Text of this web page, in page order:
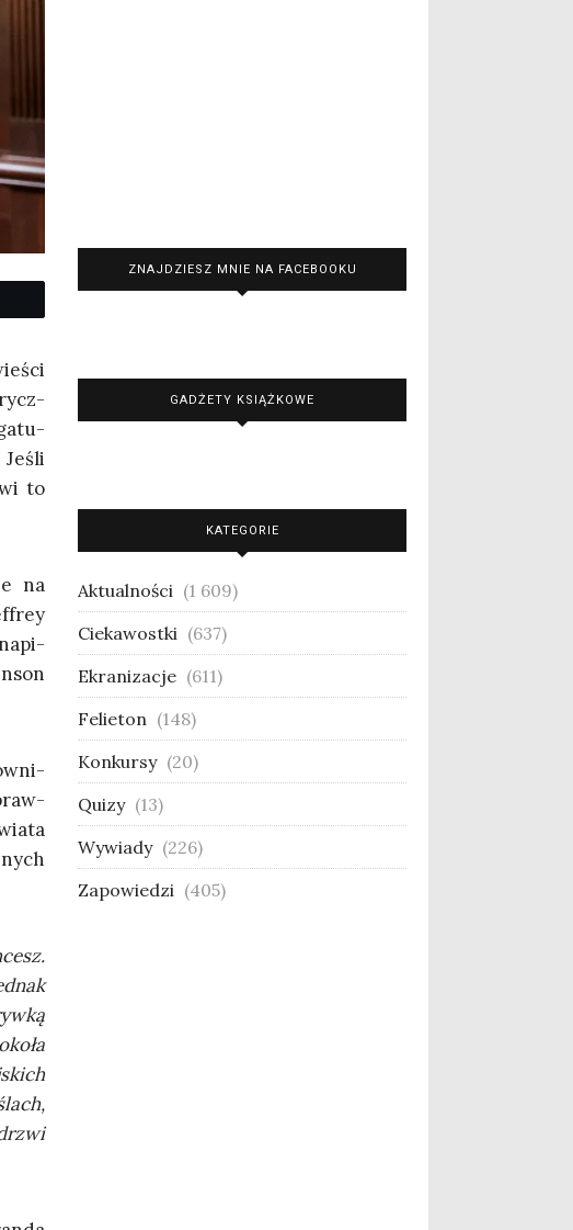
to
na
napi­
ZNAJDZIESZ MNIE NA FACEBOOKU
GADŻETY KSIĄŻKOWE
KATEGORIE
Aktualności (1 609)
Ciekawostki (637)
Ekranizacje (611)
Felieton (148)
Konkursy (20)
Quizy (13)
Wywiady (226)
Zapowiedzi (405)